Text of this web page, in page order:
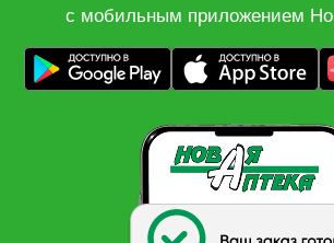
с мобильным приложением